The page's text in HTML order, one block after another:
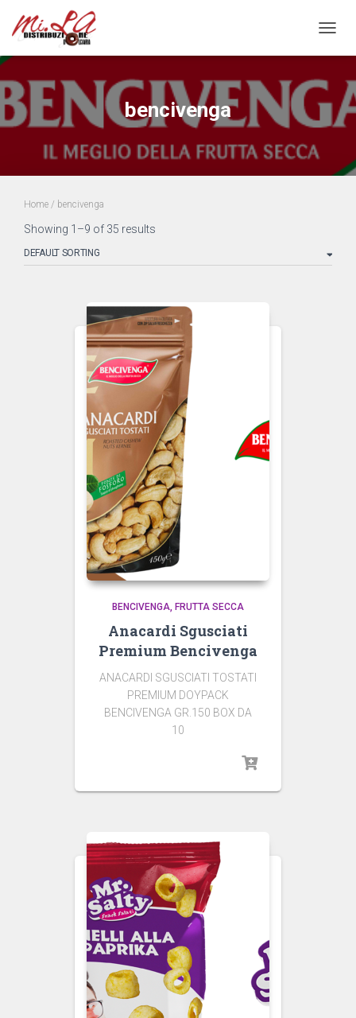
bencivenga
Home / bencivenga
Showing 1–9 of 35 results
BENCIVENGA FRUTTA SECCA
Anacardi Sgusciati
Premium Bencivenga
ANACARDI SGUSCIATI TOSTATI
PREMIUM DOYPACK
BENCIVENGA GR.150 BOX DA
10